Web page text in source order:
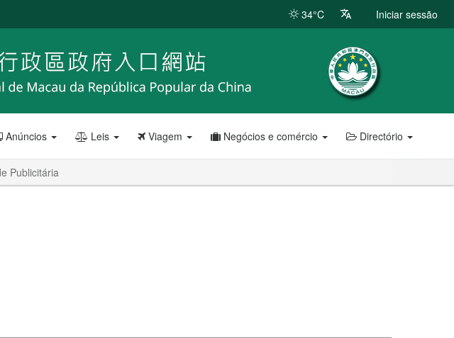
34°C Iniciar sessão
Anúncios Leis Viagem Negócios e comércio Directório
Publicitária